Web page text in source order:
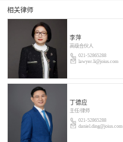
相关律师
李萍
高级合伙人
021-52865288
lawyer.li@joius.com
丁德应
主任/律师
021-52865288
daniel.ding@joius.com